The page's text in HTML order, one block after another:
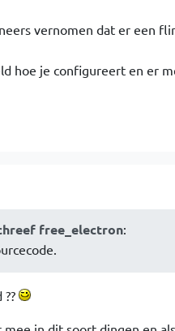
vernomen dat er een
hoe je configureert en er
free_electron: